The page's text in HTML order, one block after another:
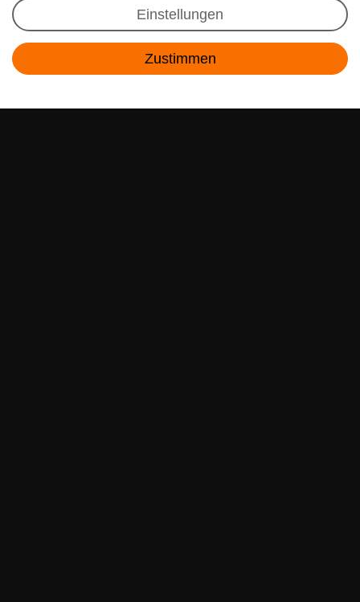
Einstellungen
Zustimmen
Newsletter Anmeldung
Angebote & Rabatte per E-Mail erhalten - Geld
sparen war noch nie so einfach!